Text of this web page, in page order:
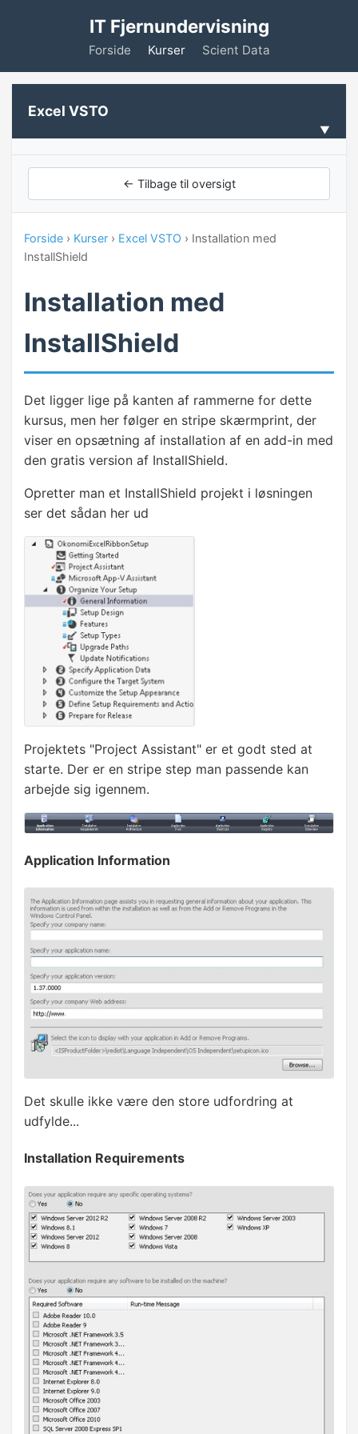
IT Fjernundervisning
Forside Kurser Scient Data
Excel VSTO
VISUAL STUDIO
Her starter vi
Udgivelse
Den første form
C SHARP
Introduktion til C sharp
BRUGERDIALOG
Introduktio til dialoger
Kontroller
Programmering af form
Markering af område
Gennemløb af datasæt
Arkfaner
Kopi og flyt
COM ADD IN
Introduktion til COM Add ins
Ribbon kontroller
✓ Installation med InstallShield
Kursus slut
InstallShield opdatering
← Tilbage til oversigt
Forside › Kurser › Excel VSTO › Installation med
InstallShield
Installation med
InstallShield
Det ligger lige på kanten af rammerne for dette
kursus, men her følger en stripe skærmprint, der
viser en opsætning af installation af en add-in med
den gratis version af InstallShield.
Opretter man et InstallShield projekt i løsningen
ser det sådan her ud
Projektets "Project Assistant" er et godt sted at
starte. Der er en stripe step man passende kan
arbejde sig igennem.
Application Information
Det skulle ikke være den store udfordring at
udfylde...
Installation Requirements